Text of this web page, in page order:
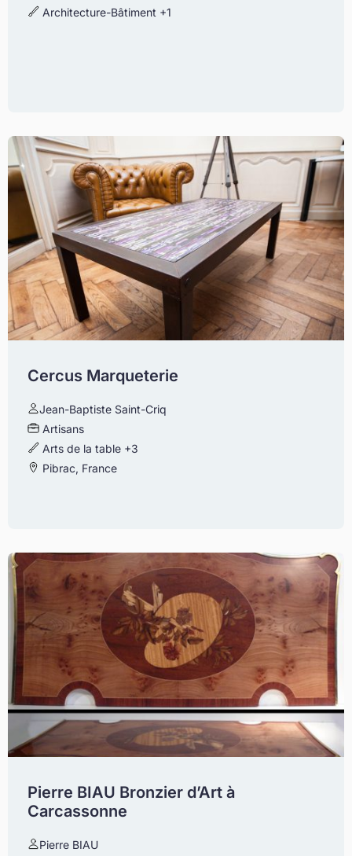
Architecture-Bâtiment +1
Cercus Marqueterie
Jean-Baptiste Saint-Criq
Artisans
Arts de la table +3
Pibrac, France
Pierre BIAU Bronzier d’Art à
Carcassonne
Pierre BIAU